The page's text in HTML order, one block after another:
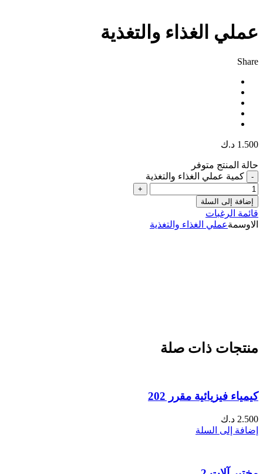
عملي الغذاء والتغذية
Share
1.500 د.ك
حالة المنتج متوفر
كمية عملي الغذاء والتغذية
إضافة إلى السلة
قائمة الرغبات
الاوسمةعملي الغذاء والتغذية
منتجات ذات صلة
كيمياء فيزيائية مقرر 202
2.500 د.ك
إضافة إلى السلة